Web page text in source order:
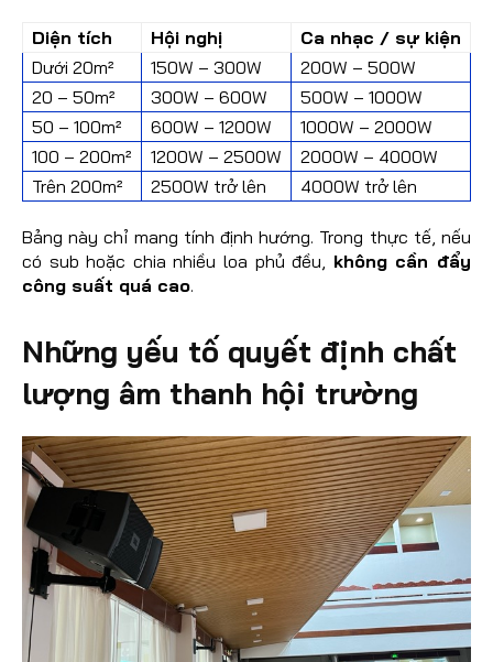
Diện tích Hội nghị
Ca nhạc / sự kiện
Dưới 20m²
150W – 300W
200W – 500W
20 – 50m²
300W – 600W
500W – 1000W
50 – 100m²
600W – 1200W
1000W – 2000W
100 – 200m²
1200W – 2500W
2000W – 4000W
Trên 200m²
2500W trở lên 4000W trở lên
Bảng này chỉ mang tính định hướng. Trong thực tế, nếu
có sub hoặc chia nhiều loa phủ đều, không cần đẩy
công suất quá cao.
Những yếu tố quyết định chất
lượng âm thanh hội trường